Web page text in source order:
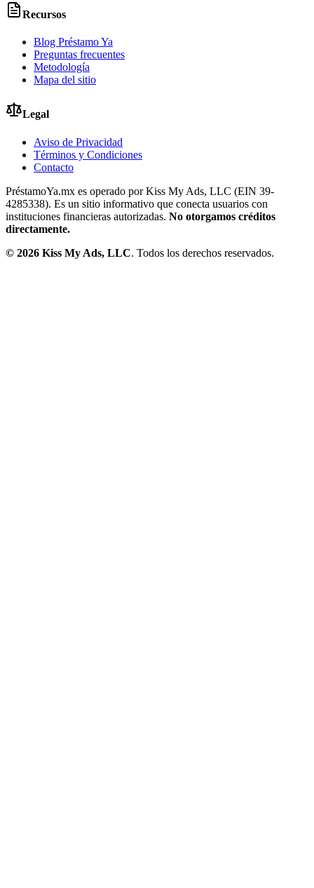
Recursos
Blog Préstamo Ya
Preguntas frecuentes
Metodología
Mapa del sitio
Legal
Aviso de Privacidad
Términos y Condiciones
Contacto
PréstamoYa.mx es operado por Kiss My Ads, LLC (EIN 39-
4285338). Es un sitio informativo que conecta usuarios con
instituciones financieras autorizadas. No otorgamos créditos
directamente.
© 2026 Kiss My Ads, LLC. Todos los derechos reservados.